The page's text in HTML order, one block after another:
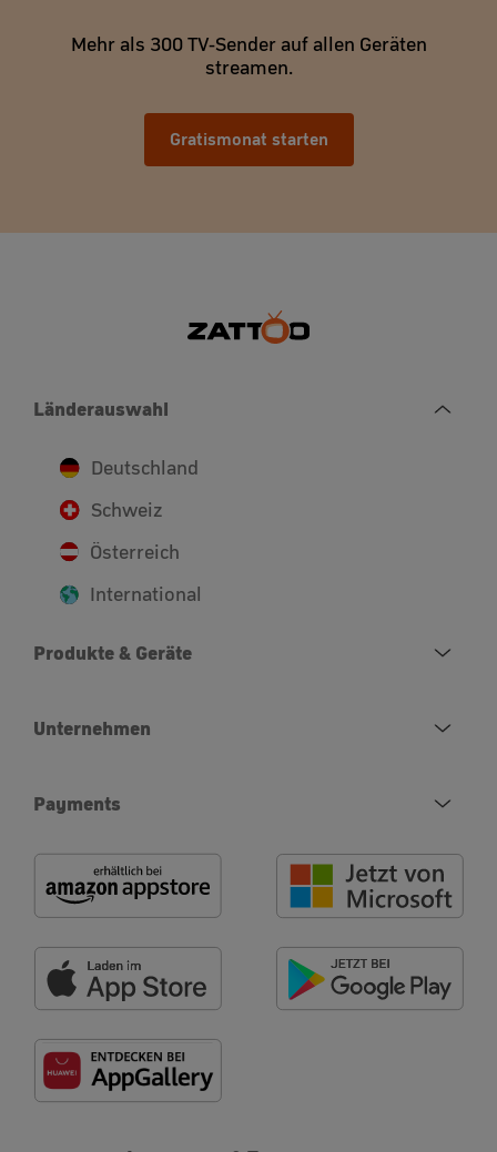
Mehr als 300 TV-Sender auf allen Geräten
streamen.
Gratismonat starten
Länderauswahl
Deutschland
Schweiz
Österreich
International
Produkte & Geräte
Unternehmen
Payments